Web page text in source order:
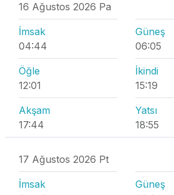
16 Ağustos 2026 Pa
İmsak
04:44
Güneş
06:05
Öğle
12:01
İkindi
15:19
Akşam
17:44
Yatsı
18:55
17 Ağustos 2026 Pt
İmsak
Güneş